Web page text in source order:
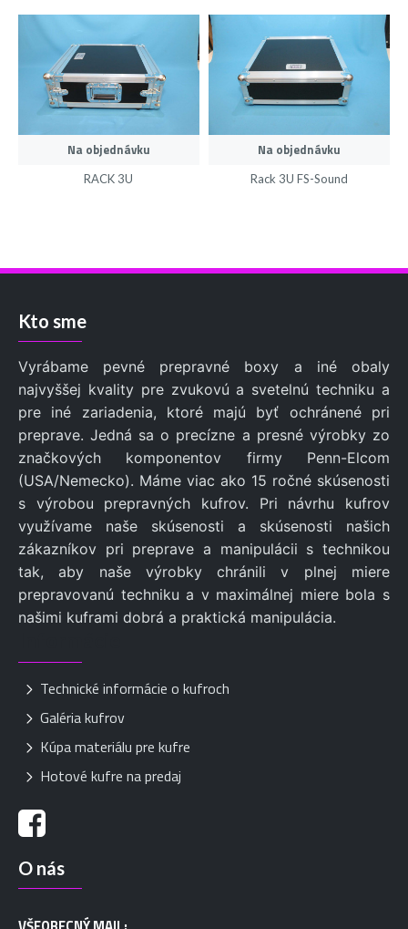
Na objednávku
RACK 3U
Na objednávku
Rack 3U FS-Sound
Kto sme
Vyrábame pevné prepravné boxy a iné obaly
najvyššej kvality pre zvukovú a svetelnú techniku a
pre iné zariadenia, ktoré majú byť ochránené pri
preprave. Jedná sa o precízne a presné výrobky zo
značkových komponentov firmy Penn-Elcom
(USA/Nemecko). Máme viac ako 15 ročné skúsenosti
s výrobou prepravných kufrov. Pri návrhu kufrov
využívame naše skúsenosti a skúsenosti našich
zákazníkov pri preprave a manipulácii s technikou
tak, aby naše výrobky chránili v plnej miere
prepravovanú techniku a v maximálnej miere bola s
našimi kuframi dobrá a praktická manipulácia.
Technické informácie o kufroch
Galéria kufrov
Kúpa materiálu pre kufre
Hotové kufre na predaj
O nás